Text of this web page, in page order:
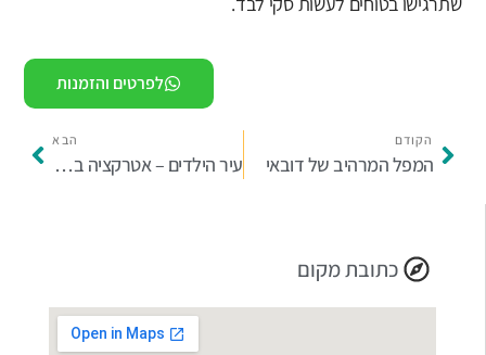
לפרטים והזמנות
הקודם
המפל המרהיב של דובאי
הבא
עיר הילדים – אטרקציה בדובאי לילדים
כתובת מקום